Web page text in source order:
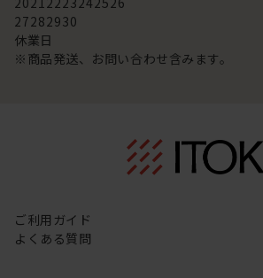
27282930
休業日
※商品発送、お問い合わせ含みます。
ご利用ガイド
よくある質問